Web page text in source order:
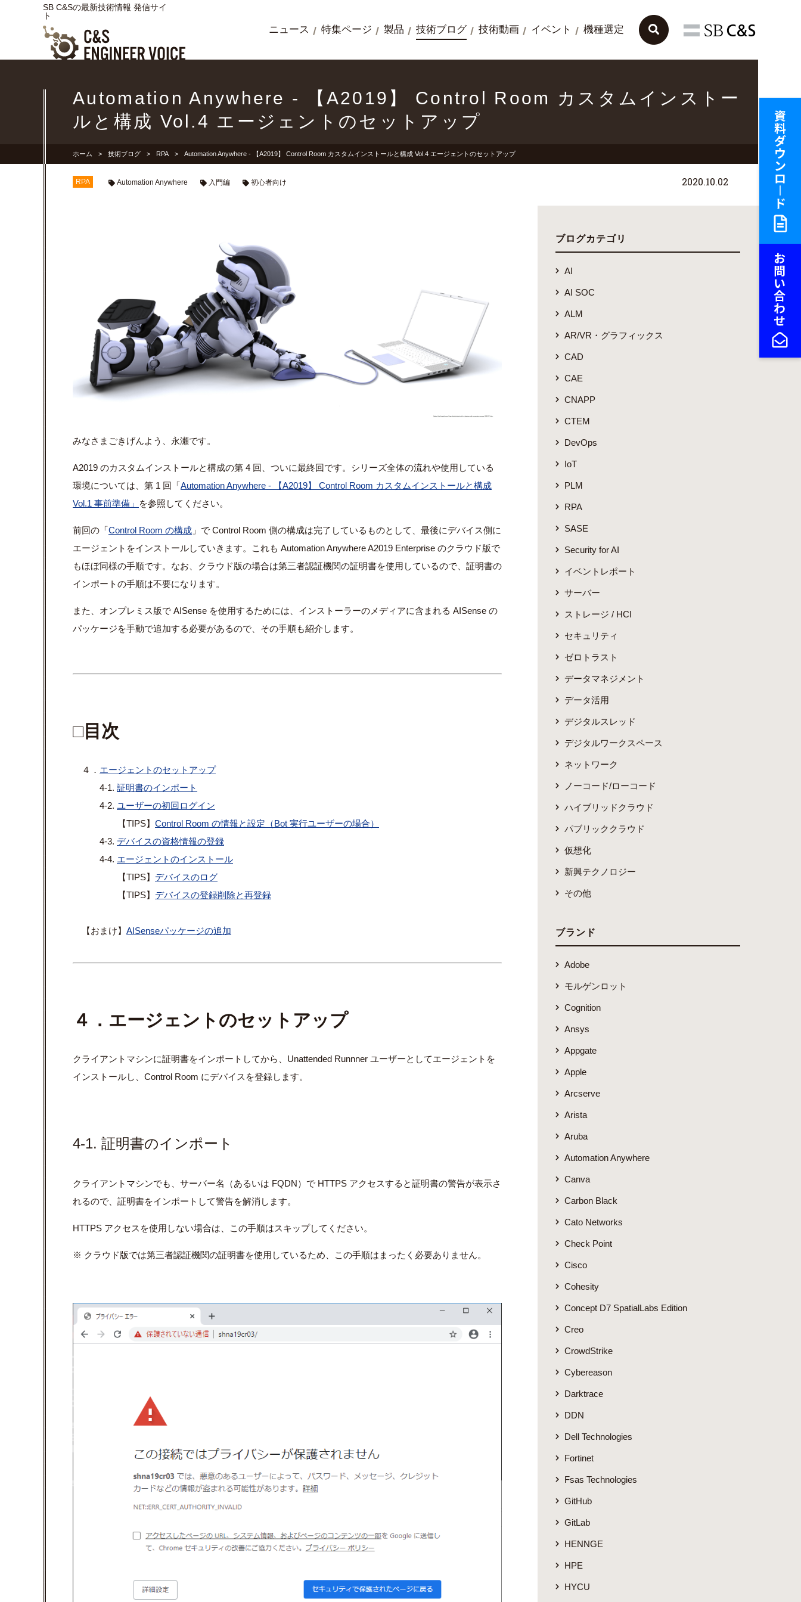
SB C&Sの最新技術情報 発信サイ
ト
ニュース 特集ページ 製品 技術ブログ 技術動画 イベント 機種選定
Automation Anywhere - 【A2019】 Control Room カスタムインストー
ルと構成 Vol.4 エージェントのセットアップ
ホーム 技術ブログ RPA Automation Anywhere - 【A2019】 Control Room カスタムインストールと構成 Vol.4 エージェントのセットアップ
RPA Automation Anywhere 入門編 初心者向け 2020.10.02
みなさまごきげんよう、永瀬です。
A2019 のカスタムインストールと構成の第 4 回、ついに最終回です。シリーズ全体の流れや使用している
環境については、第 1 回「Automation Anywhere - 【A2019】 Control Room カスタムインストールと構成
Vol.1 事前準備 」 を参照してください。
前回の「Control Room の構成 」で Control Room 側の構成は完了しているものとして、最後にデバイス側に
エージェントをインストールしていきます。これも Automation Anywhere A2019 Enterprise のクラウド版で
もほぼ同様の手順です。なお、クラウド版の場合は第三者認証機関の証明書を使用しているので、証明書の
インポートの手順は不要になります。
また、オンプレミス版で AISense を使用するためには、インストーラーのメディアに含まれる AISense の
パッケージを手動で追加する必要があるので、その手順も紹介します。
□目次
４． エージェントのセットアップ
4-1. 証明書のインポート
4-2. ユーザーの初回ログイン
【TIPS】 Control Room の情報と設定（Bot 実行ユーザーの場合）
4-3. デバイスの資格情報の登録
4-4. エージェントのインストール
【TIPS】 デバイスのログ
【TIPS】 デバイスの登録削除と再登録
【おまけ】 AISenseパッケージの追加
４．エージェントのセットアップ
クライアントマシンに証明書をインポートしてから、Unattended Runnner ユーザーとしてエージェントを
インストールし、Control Room にデバイスを登録します。
4-1. 証明書のインポート
クライアントマシンでも、サーバー名（あるいは FQDN）で HTTPS アクセスすると証明書の警告が表示さ
れるので、証明書をインポートして警告を解消します。
HTTPS アクセスを使用しない場合は、この手順はスキップしてください。
※ クラウド版では第三者認証機関の証明書を使用しているため、この手順はまったく必要ありません。
ブログカテゴリ
AI
AI SOC
ALM
AR/VR・グラフィックス
CAD
CAE
CNAPP
CTEM
DevOps
IoT
PLM
RPA
SASE
Security for AI
イベントレポート
サーバー
ストレージ / HCI
セキュリティ
ゼロトラスト
データマネジメント
データ活用
デジタルスレッド
デジタルワークスペース
ネットワーク
ノーコード/ローコード
ハイブリッドクラウド
パブリッククラウド
仮想化
新興テクノロジー
その他
ブランド
Adobe
モルゲンロット
Cognition
Ansys
Appgate
Apple
Arcserve
Arista
Aruba
Automation Anywhere
Canva
Carbon Black
Cato Networks
Check Point
Cisco
Cohesity
Concept D7 SpatialLabs Edition
Creo
CrowdStrike
Cybereason
Darktrace
DDN
Dell Technologies
Fortinet
Fsas Technologies
GitHub
GitLab
HENNGE
HPE
HYCU